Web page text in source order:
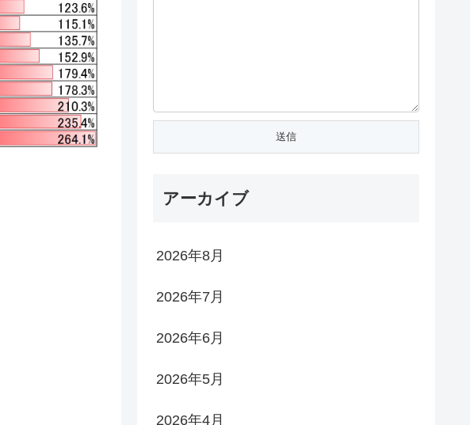
アーカイブ
2026年8月
2026年7月
2026年6月
2026年5月
2026年4月